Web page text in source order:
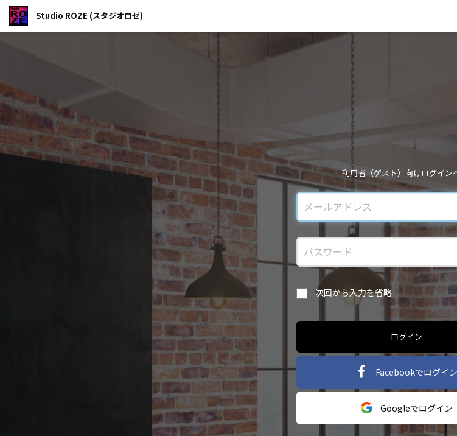
Studio ROZE (スタジオロゼ)
利用者（ゲスト）向けログイン
次回から入力を省略
ログイン
Facebookでログイン
Googleでログイン